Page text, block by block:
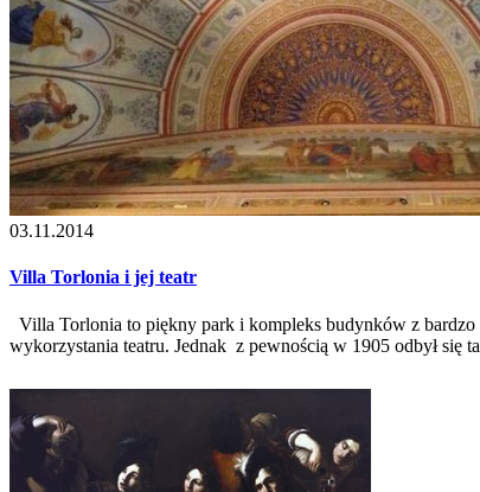
03.11.2014
Villa Torlonia i jej teatr
Villa Torlonia to piękny park i kompleks budynków z bardzo
wykorzystania teatru. Jednak z pewnością w 1905 odbył